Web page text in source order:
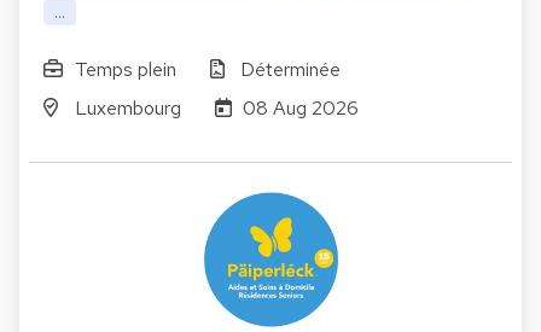
...
Temps plein
Déterminée
Luxembourg
08 Aug 2026